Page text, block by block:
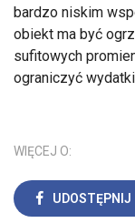
bardzo niskim
obiekt ma być
sufitowych
ograniczyć
WIĘCEJ O:
UDOSTĘPNIJ